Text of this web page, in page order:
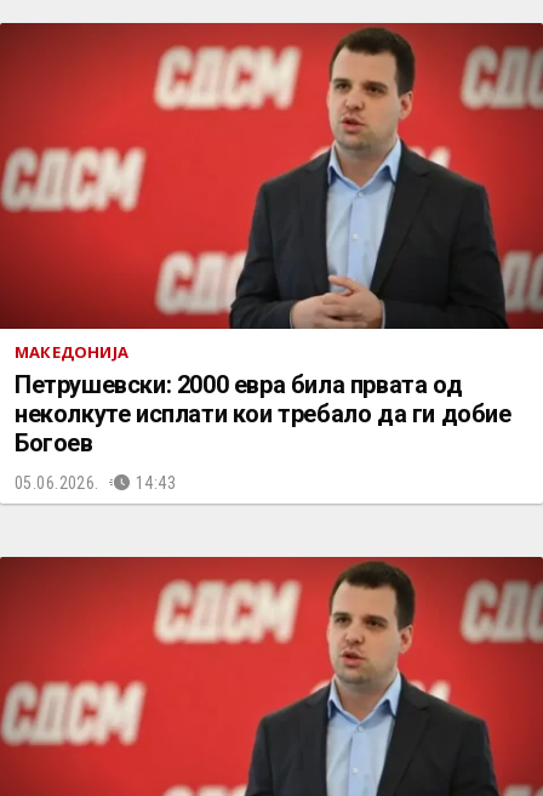
МАКЕДОНИЈА
Петрушевски: 2000 евра била првата од
неколкуте исплати кои требало да ги добие
Богоев
05.06.2026. 14:43